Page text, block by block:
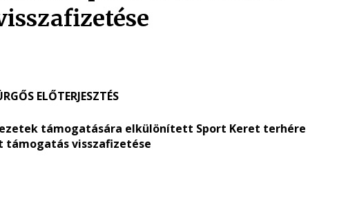
ELŐTERJESZTÉS
támogatására elkülönített Sport Keret terhére
visszafizetése